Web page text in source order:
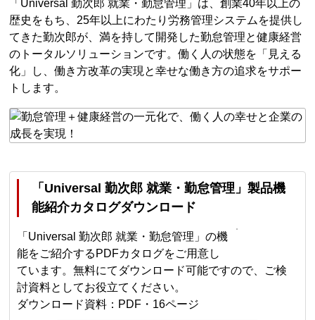
「Universal 勤次郎 就業・勤怠管理」は、創業40年以上の
歴史をもち、25年以上にわたり労務管理システムを提供し
てきた勤次郎が、満を持して開発した勤怠管理と健康経営
のトータルソリューションです。働く人の状態を「見える
化」し、働き方改革の実現と幸せな働き方の追求をサポー
トします。
「Universal 勤次郎 就業・勤怠管理」製品機
能紹介カタログダウンロード
「Universal 勤次郎 就業・勤怠管理」の機
能をご紹介するPDFカタログをご用意し
ています。無料にてダウンロード可能ですので、ご検
討資料としてお役立てください。
ダウンロード資料：PDF・16ページ